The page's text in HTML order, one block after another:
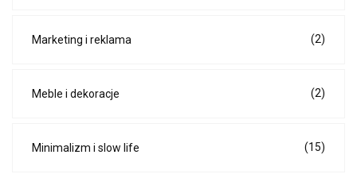
Marketing i reklama (2)
Meble i dekoracje (2)
Minimalizm i slow life (15)